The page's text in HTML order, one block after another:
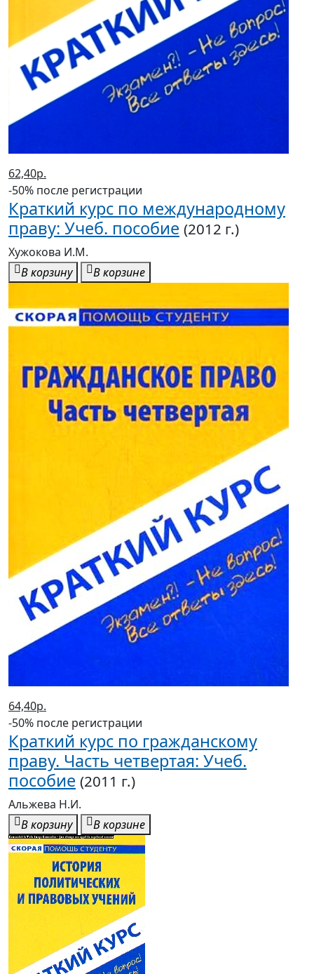
62,40р.
-50% после регистрации
Краткий курс по международному
праву: Учеб. пособие (2012 г.)
Хужокова И.М.
В корзину
В корзине
64,40р.
-50% после регистрации
Краткий курс по гражданскому
праву. Часть четвертая: Учеб.
пособие (2011 г.)
Альжева Н.И.
В корзину
В корзине